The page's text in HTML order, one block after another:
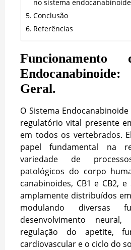
no sistema
Conclusão
Referências
Funcionamento
Geral.
O Sistema
regulatório vital presente
em todos os vertebrados.
papel fundamental na
variedade de
patológicos do corpo
canabinoides, CB1 e CB2,
amplamente distribuídos
modulando diversas
desenvolvimento neural,
regulação do apetite,
cardiovascular e o ciclo do